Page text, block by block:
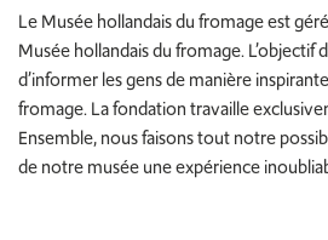
Le Musée hollandais du fromage est
Musée hollandais du fromage. L’objectif
d’informer les gens de manière
fromage. La fondation travaille
Ensemble, nous faisons tout notre
de notre musée une expérience